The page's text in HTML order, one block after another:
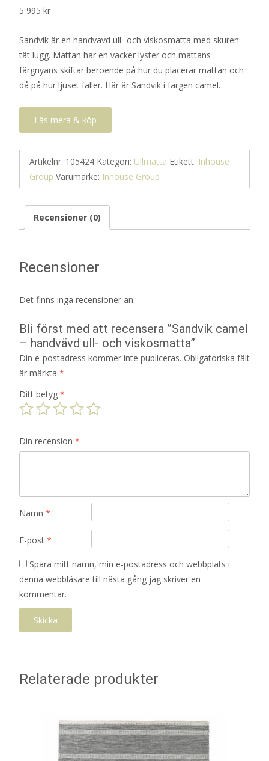
5 995 kr
Sandvik är en handvävd ull- och viskosmatta med skuren
tät lugg. Mattan har en vacker lyster och mattans
färgnyans skiftar beroende på hur du placerar mattan och
då på hur ljuset faller. Här är Sandvik i färgen camel.
Läs mera & köp
Artikelnr: 105424 Kategori: Ullmatta Etikett: Inhouse
Group Varumärke: Inhouse Group
Recensioner (0)
Recensioner
Det finns inga recensioner än.
Bli först med att recensera ”Sandvik camel
– handvävd ull- och viskosmatta”
Din e-postadress kommer inte publiceras. Obligatoriska fält
är märkta *
Ditt betyg *
Din recension *
Namn *
E-post *
Spara mitt namn, min e-postadress och webbplats i
denna webbläsare till nästa gång jag skriver en
kommentar.
Relaterade produkter